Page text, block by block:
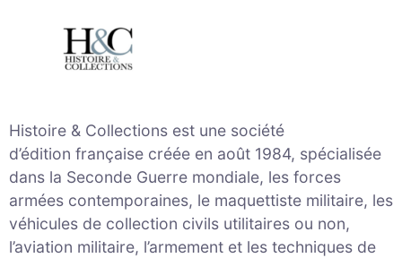
Histoire & Collections est une société
d’édition française créée en août 1984, spécialisée
dans la Seconde Guerre mondiale, les forces
armées contemporaines, le maquettiste militaire, les
véhicules de collection civils utilitaires ou non,
l’aviation militaire, l’armement et les techniques de